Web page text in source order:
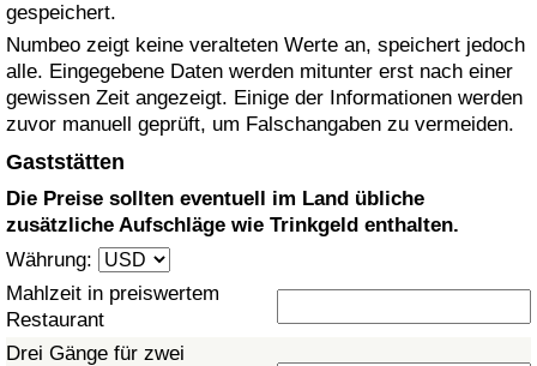
gespeichert.
Numbeo zeigt keine veralteten Werte an, speichert jedoch
alle. Eingegebene Daten werden mitunter erst nach einer
gewissen Zeit angezeigt. Einige der Informationen werden
zuvor manuell geprüft, um Falschangaben zu vermeiden.
Gaststätten
Die Preise sollten eventuell im Land übliche
zusätzliche Aufschläge wie Trinkgeld enthalten.
Währung:
Mahlzeit in preiswertem
Restaurant
Drei Gänge für zwei
Kriminalitäts-Index
Kriminalitätsindex nach Land
Gesundheitsversorgung
Gesundheitsversorgungs-Index (aktuell)
Gesundheitsversorgungs-Index